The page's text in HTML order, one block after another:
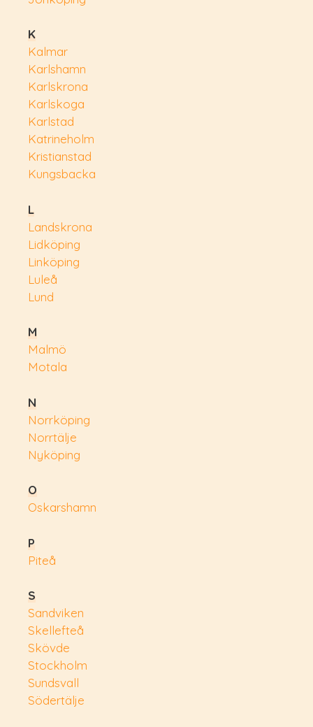
K
Kalmar
Karlshamn
Karlskrona
Karlskoga
Karlstad
Katrineholm
Kristianstad
Kungsbacka
L
Landskrona
Lidköping
Linköping
Luleå
Lund
M
Malmö
Motala
N
Norrköping
Norrtälje
Nyköping
O
Oskarshamn
P
Piteå
S
Sandviken
Skellefteå
Skövde
Stockholm
Sundsvall
Södertälje